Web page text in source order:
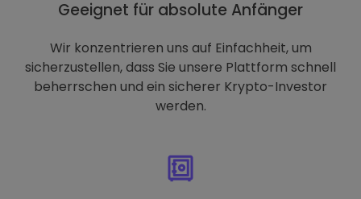
Geeignet für absolute Anfänger
Wir konzentrieren uns auf Einfachheit, um
sicherzustellen, dass Sie unsere Plattform schnell
beherrschen und ein sicherer Krypto-Investor
werden.